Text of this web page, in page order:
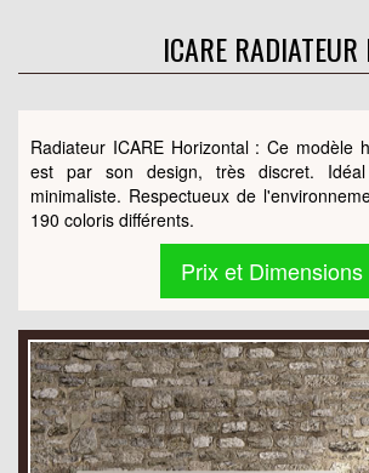
ICARE RADIATEUR
Radiateur ICARE Horizontal : Ce modèle
est par son design, très discret.
minimaliste. Respectueux de
190 coloris différents.
Prix et Dimensions